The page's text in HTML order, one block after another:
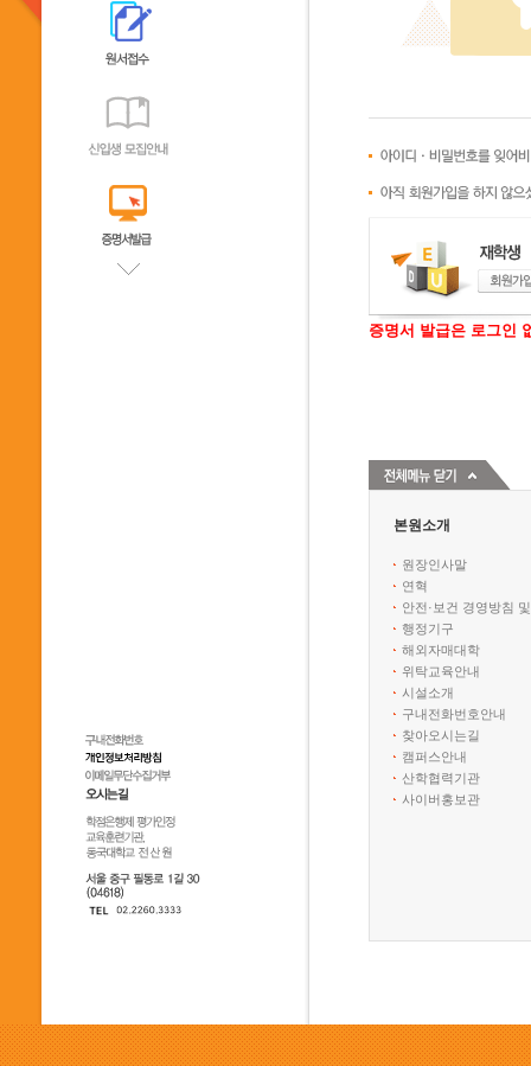
증명서 발급은 로그인
본원소개
원장인사말
연혁
안전·보건 경영방침
행정기구
해외자매대학
위탁교육안내
시설소개
구내전화번호안내
찾아오시는길
캠퍼스안내
산학협력기관
사이버홍보관